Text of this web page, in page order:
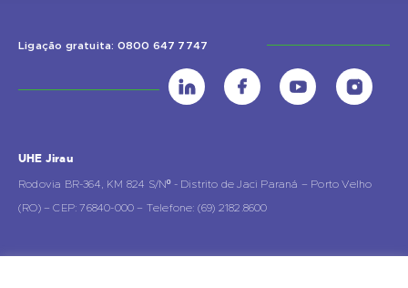
Ligação gratuita: 0800 647 7747
UHE Jirau
Rodovia BR-364, KM 824 S/Nº - Distrito de Jaci Paraná – Porto Velho
(RO) – CEP: 76840-000 – Telefone: (69) 2182.8600